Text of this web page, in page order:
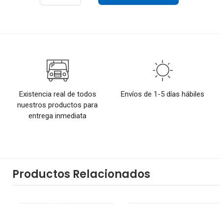
Existencia real de todos
nuestros productos para
entrega inmediata
Envíos de 1-5 días hábiles
Productos Relacionados